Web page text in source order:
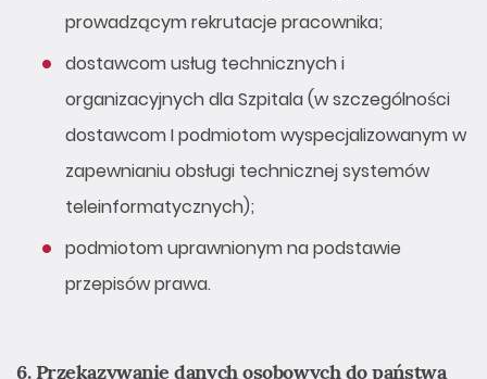
prowadzącym rekrutacje pracownika;
dostawcom usług technicznych i
organizacyjnych dla Szpitala (w szczególności
dostawcom I podmiotom wyspecjalizowanym w
zapewnianiu obsługi technicznej systemów
teleinformatycznych);
podmiotom uprawnionym na podstawie
przepisów prawa.
6. Przekazywanie danych osobowych do państwa